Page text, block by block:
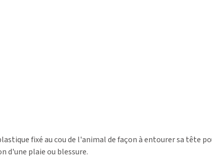
fixé au cou de l'animal de façon à entourer sa tête
d'une plaie ou blessure.